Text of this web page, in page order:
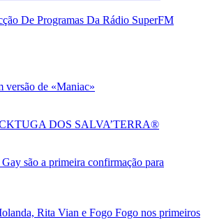
De Programas Da Rádio SuperFM
versão de «Maniac»
DOS SALVA’TERRA®
são a primeira confirmação para
Rita Vian e Fogo Fogo nos primeiros